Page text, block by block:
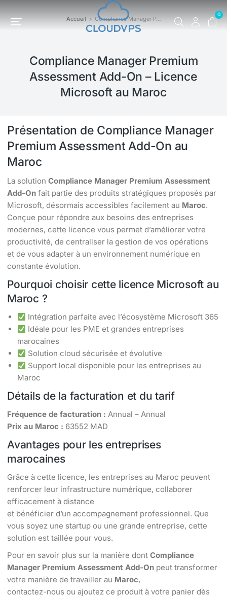
0
Vous êtes ici :Accueil Compliance Manager P…
Compliance Manager Premium
Assessment Add-On – Licence
Microsoft au Maroc
Présentation de Compliance Manager
Premium Assessment Add-On au
Maroc
La solution Compliance Manager Premium Assessment
Add-On fait partie des produits stratégiques proposés par
Microsoft, désormais accessibles facilement au Maroc.
Conçue pour répondre aux besoins des entreprises
modernes, cette licence vous permet d’améliorer votre
productivité, de centraliser la gestion de vos opérations
et de vous adapter à un environnement numérique en
constante évolution.
Pourquoi choisir cette licence Microsoft au
Maroc ?
Intégration parfaite avec l’écosystème Microsoft 365
Idéale pour les PME et grandes entreprises
marocaines
Solution cloud sécurisée et évolutive
Support local disponible pour les entreprises au
Maroc
Détails de la facturation et du tarif
Fréquence de facturation : Annual – Annual
Prix au Maroc : 63552 MAD
Avantages pour les entreprises
marocaines
Grâce à cette licence, les entreprises au Maroc peuvent
renforcer leur infrastructure numérique, collaborer
efficacement à distance
et bénéficier d’un accompagnement professionnel. Que
vous soyez une startup ou une grande entreprise, cette
solution est taillée pour vous.
Pour en savoir plus sur la manière dont Compliance
Manager Premium Assessment Add-On peut transformer
votre manière de travailler au Maroc,
contactez-nous ou ajoutez ce produit à votre panier dès